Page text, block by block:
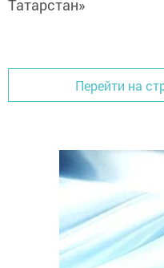
Татарстан»
Перейти на